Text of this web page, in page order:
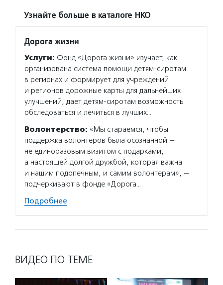
Узнайте больше в каталоге НКО
Дорога жизни
Услуги: Фонд «Дорога жизни» изучает, как
организована система помощи детям-сиротам
в регионах и формирует для учреждений
и регионов дорожные карты для дальнейших
улучшений, дает детям-сиротам возможность
обследоваться и лечиться в лучших…
Волонтерство: «Мы стараемся, чтобы
поддержка волонтеров была осознанной —
не единоразовым визитом с подарками,
а настоящей долгой дружбой, которая важна
и нашим подопечным, и самим волонтерам», —
подчеркивают в фонде «Дорога…
Подробнее
ВИДЕО ПО ТЕМЕ